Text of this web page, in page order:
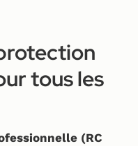
tous les
(RC